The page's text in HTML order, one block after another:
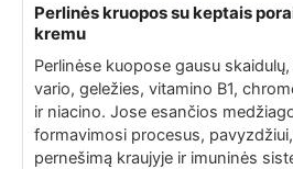
Perlinės kruopos su keptais
kremu
Perlinėse kuopose gausu
vario, geležies, vitamino B1,
ir niacino. Jose esančios
formavimosi procesus,
pernešimą kraujyje ir imuninės